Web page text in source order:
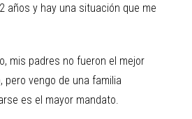
años y hay una situación que me
mis padres no fueron el mejor
pero vengo de una familia
es el mayor mandato.